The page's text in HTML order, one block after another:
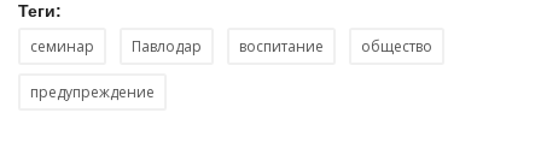
Теги:
семинар Павлодар воспитание общество
предупреждение